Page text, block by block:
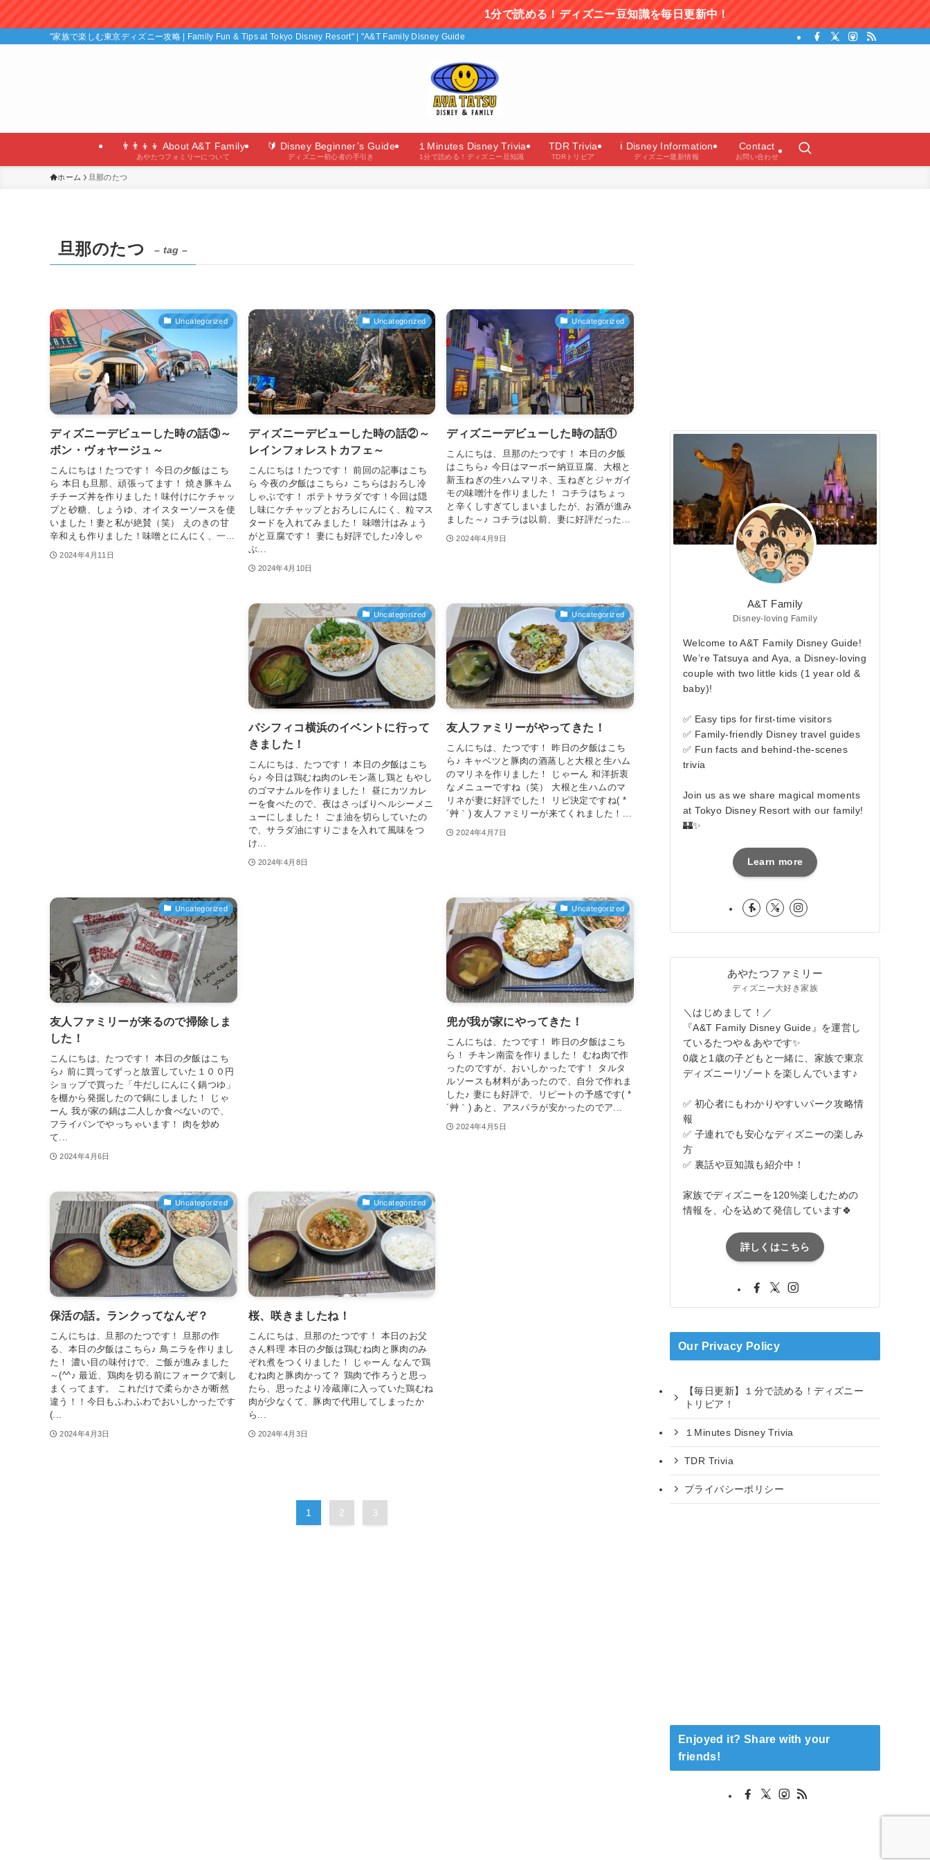
1分で読める！ディズニー豆知識を毎日更新中！
"家族で楽しむ東京ディズニー攻略 | Family Fun & Tips at Tokyo Disney Resort" | "A&T Family Disney Guide"（あやたつファミリーのディズニーガイド）
👨‍👨‍👦‍👦 About A&T Family
あやたつフォミリーについて
🔰 Disney Beginner’s Guide
ディズニー初心者の手引き
１Minutes Disney Trivia
1分で読める！ディズニー豆知識
TDR Trivia
TDRトリビア
ℹ️ Disney Information
ディズニー最新情報
Contact
お問い合わせ
ホーム 旦那のたつ
旦那のたつ – tag –
Uncategorized
ディズニーデビューした時の話③～
ボン・ヴォヤージュ～
こんにちは！たつです！ 今日の夕飯はこち
ら 本日も旦那、頑張ってます！ 焼き豚キム
チチーズ丼を作りました！味付けにケチャッ
プと砂糖、しょうゆ、オイスターソースを使
いました！妻と私が絶賛（笑） えのきの甘
辛和えも作りました！味噌とにんにく、一...
2024年4月11日
Uncategorized
ディズニーデビューした時の話②～
レインフォレストカフェ～
こんにちは！たつです！ 前回の記事はこち
ら 今夜の夕飯はこちら♪ こちらはおろし冷
しゃぶです！ ポテトサラダです！今回は隠
し味にケチャップとおろしにんにく、粒マス
タードを入れてみました！ 味噌汁はみょう
がと豆腐です！ 妻にも好評でした♪冷しゃ
ぶ...
2024年4月10日
Uncategorized
ディズニーデビューした時の話①
こんにちは、旦那のたつです！ 本日の夕飯
はこちら♪ 今日はマーボー納豆豆腐、大根と
新玉ねぎの生ハムマリネ、玉ねぎとジャガイ
モの味噌汁を作りました！ コチラはちょっ
と辛くしすぎてしまいましたが、お酒が進み
ました～♪ コチラは以前、妻に好評だった...
2024年4月9日
Uncategorized
パシフィコ横浜のイベントに行って
きました！
こんにちは、たつです！ 本日の夕飯はこち
ら♪ 今日は鶏むね肉のレモン蒸し鶏ともやし
のゴマナムルを作りました！ 昼にカツカレ
ーを食べたので、夜はさっぱりヘルシーメニ
ューにしました！ ごま油を切らしていたの
で、サラダ油にすりごまを入れて風味をつ
け...
2024年4月8日
Uncategorized
友人ファミリーがやってきた！
こんにちは、たつです！ 昨日の夕飯はこち
ら♪ キャベツと豚肉の酒蒸しと大根と生ハム
のマリネを作りました！ じゃーん 和洋折衷
なメニューですね（笑） 大根と生ハムのマ
リネが妻に好評でした！ リピ決定ですね( *
´艸｀) 友人ファミリーが来てくれました！...
2024年4月7日
Uncategorized
友人ファミリーが来るので掃除しま
した！
こんにちは、たつです！ 本日の夕飯はこち
ら♪ 前に買ってずっと放置していた１００円
ショップで買った「牛だしにんにく鍋つゆ」
を棚から発掘したので鍋にしました！ じゃ
ーん 我が家の鍋は二人しか食べないので、
フライパンでやっちゃいます！ 肉を炒め
て...
2024年4月6日
Uncategorized
兜が我が家にやってきた！
こんにちは、たつです！ 昨日の夕飯はこち
ら！ チキン南蛮を作りました！ むね肉で作
ったのですが、おいしかったです！ タルタ
ルソースも材料があったので、自分で作れま
した♪ 妻にも好評で、リピートの予感です( *
´艸｀) あと、アスパラが安かったのでア...
2024年4月5日
Uncategorized
保活の話。ランクってなんぞ？
こんにちは、旦那のたつです！ 旦那の作
る、本日の夕飯はこちら♪ 鳥ニラを作りまし
た！ 濃い目の味付けで、ご飯が進みました
～(^^♪ 最近、鶏肉を切る前にフォークで刺し
まくってます。 これだけで柔らかさが断然
違う！！今日もふわふわでおいしかったです
(...
2024年4月3日
Uncategorized
桜、咲きましたね！
こんにちは、旦那のたつです！ 本日のお父
さん料理 本日の夕飯は鶏むね肉と豚肉のみ
ぞれ煮をつくりました！ じゃーん なんで鶏
むね肉と豚肉かって？ 鶏肉で作ろうと思っ
たら、思ったより冷蔵庫に入っていた鶏むね
肉が少なくて、豚肉で代用してしまったか
ら...
2024年4月3日
1 2 3
A&T Family
Disney-loving Family
Welcome to A&T Family Disney Guide!
We’re Tatsuya and Aya, a Disney-loving
couple with two little kids (1 year old &
baby)!
✅ Easy tips for first-time visitors
✅ Family-friendly Disney travel guides
✅ Fun facts and behind-the-scenes
trivia
Join us as we share magical moments
at Tokyo Disney Resort with our family!
🏰✨
Learn more
あやたつファミリー
ディズニー大好き家族
＼はじめまして！／
『A&T Family Disney Guide』を運営し
ているたつや＆あやです✨
0歳と1歳の子どもと一緒に、家族で東京
ディズニーリゾートを楽しんでいます♪
✅ 初心者にもわかりやすいパーク攻略情
報
✅ 子連れでも安心なディズニーの楽しみ
方
✅ 裏話や豆知識も紹介中！
家族でディズニーを120%楽しむための
情報を、心を込めて発信しています🍀
詳しくはこちら
Our Privacy Policy
【毎日更新】１分で読める！ディズニー
トリビア！
１Minutes Disney Trivia
TDR Trivia
プライバシーポリシー
Enjoyed it? Share with your
friends!